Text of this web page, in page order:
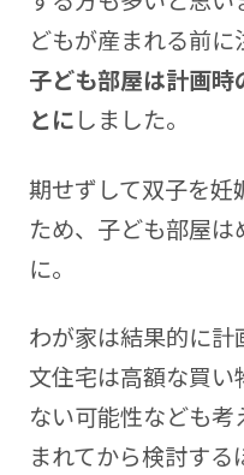
どもが産まれる前に
子ども部屋は計画
とにしました。
期せずして双子を妊
ため、子ども部屋
に。
わが家は結果的に
文住宅は高額な買
ない可能性なども
まれてから検討する